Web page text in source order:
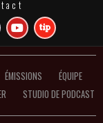
ÉMISSIONS
ÉQUIPE
STUDIO DE PODCAST